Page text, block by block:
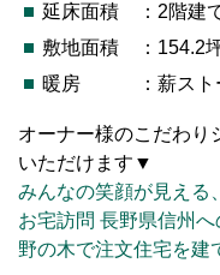
延床面積 ：2階建
敷地面積 ：154.2
暖房 ：薪スト
オーナー様のこだわり
いただけます▼
みんなの笑顔が見える
お宅訪問 長野県信州
野の木で注文住宅を建